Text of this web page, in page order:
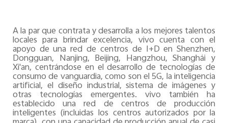
A la par que contrata y desarrolla a los mejores talentos
locales para brindar excelencia, vivo cuenta con el
apoyo de una red de centros de I+D en Shenzhen,
Dongguan, Nanjing, Beijing, Hangzhou, Shanghái y
Xi'an, centrándose en el desarrollo de tecnologías de
consumo de vanguardia, como son el 5G, la inteligencia
artificial, el diseño industrial, sistema de imágenes y
otras tecnologías emergentes. vivo también ha
establecido una red de centros de producción
inteligentes (incluidas los centros autorizados por la